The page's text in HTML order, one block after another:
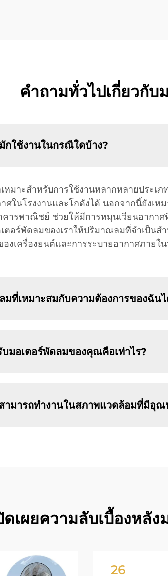
คำถามทั่วไปเกี่ยวกั
ใช้งานในกรณีใดบ้าง?
หมาะสำหรับการใช้งานหลากหลายประ
ศในโรงงานและโกดังได้ นอกจากนี้ยังเ
ารพาณิชย์ ช่วยให้มีการหมุนเวียนอากาศ
ตอร์พัดลมของเราให้ปริมาณลมที่จำเป็น
งเครื่องยนต์และการระบายอากาศภายใ
มที่เหมาะสมกับความต้องการของฉันไ
บมอเตอร์พัดลมของคุณคือเท่าไร?
มารถทำงานในสภาพแวดล้อมที่มีอุณ
ดเผยความลับเบื้องหลั
26